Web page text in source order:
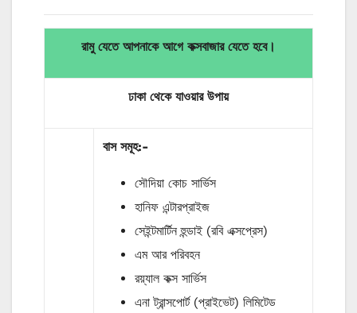
রামু যেতে আপনাকে আগে কক্সবাজার যেতে হবে।
ঢাকা থেকে যাওয়ার উপায়
বাস সমূহ:-
সৌদিয়া কোচ সার্ভিস
হানিফ এন্টারপ্রাইজ
সেইন্টমার্টিন হুন্ডাই (রবি এক্সপ্রেস)
এম আর পরিবহন
রয়্যাল কক্স সার্ভিস
এনা ট্রান্সপোর্ট (প্রাইভেট) লিমিটেড